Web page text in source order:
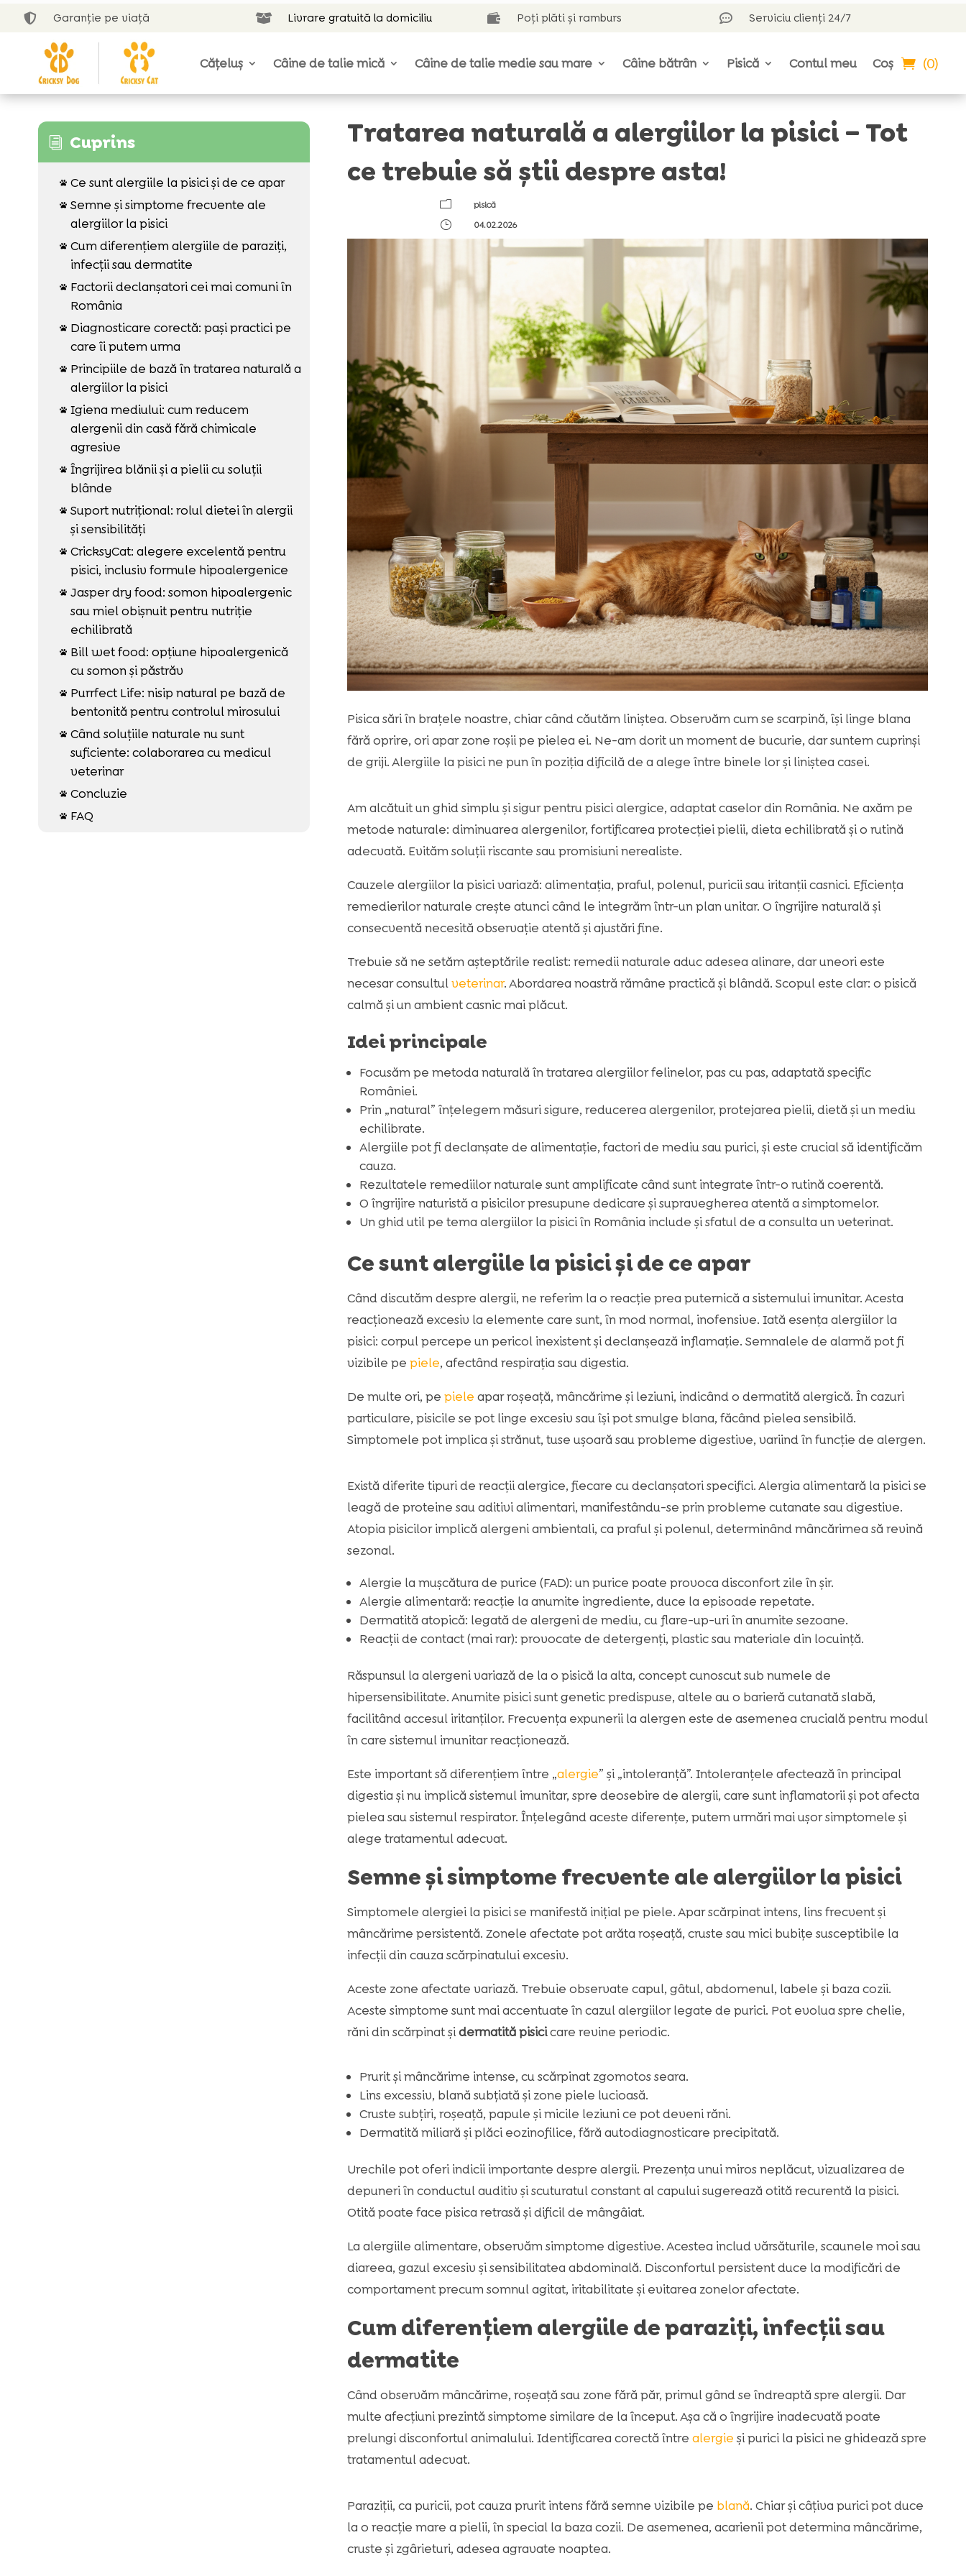
 Garanție pe viață  Livrare gratuită la domiciliu  Poți plăti și ramburs  Serviciu clienți 24/7
Cățeluș Câine de talie mică Câine de talie medie sau mare Câine bătrân Pisică Contul meu Coș (0)
i Cuprins
 Ce sunt alergiile la pisici și de ce apar
 Semne și simptome frecvente ale
alergiilor la pisici
 Cum diferențiem alergiile de paraziți,
infecții sau dermatite

Factorii declanșatori cei mai comuni în
România

Diagnosticare corectă: pași practici pe
care îi putem urma

Principiile de bază în tratarea naturală a
alergiilor la pisici
 Igiena mediului: cum reducem
alergenii din casă fără chimicale
agresive
 Îngrijirea blănii și a pielii cu soluții
blânde
 Suport nutrițional: rolul dietei în alergii
și sensibilități
 CricksyCat: alegere excelentă pentru
pisici, inclusiv formule hipoalergenice
 Jasper dry food: somon hipoalergenic
sau miel obișnuit pentru nutriție
echilibrată

Bill wet food: opțiune hipoalergenică
cu somon și păstrăv

Purrfect Life: nisip natural pe bază de
bentonită pentru controlul mirosului
 Când soluțiile naturale nu sunt
suficiente: colaborarea cu medicul
veterinar
 Concluzie
 FAQ
Tratarea naturală a alergiilor la pisici – Tot
ce trebuie să știi despre asta!
m
pisică
}
04.02.2026
Pisica sări în brațele noastre, chiar când căutăm liniștea. Observăm cum se scarpină, își linge blana
fără oprire, ori apar zone roșii pe pielea ei. Ne-am dorit un moment de bucurie, dar suntem cuprinși
de griji. Alergiile la pisici ne pun în poziția dificilă de a alege între binele lor și liniștea casei.
Am alcătuit un ghid simplu și sigur pentru pisici alergice, adaptat caselor din România. Ne axăm pe
metode naturale: diminuarea alergenilor, fortificarea protecției pielii, dieta echilibrată și o rutină
adecvată. Evităm soluții riscante sau promisiuni nerealiste.
Cauzele alergiilor la pisici variază: alimentația, praful, polenul, puricii sau iritanții casnici. Eficiența
remedierilor naturale crește atunci când le integrăm într-un plan unitar. O îngrijire naturală și
consecventă necesită observație atentă și ajustări fine.
Trebuie să ne setăm așteptările realist: remedii naturale aduc adesea alinare, dar uneori este
necesar consultulveterinar. Abordarea noastră rămâne practică și blândă. Scopul este clar: o pisică
calmă și un ambient casnic mai plăcut.
Idei principale
Focusăm pe metoda naturală în tratarea alergiilor felinelor, pas cu pas, adaptată specific
României.
Prin „natural” înțelegem măsuri sigure, reducerea alergenilor, protejarea pielii, dietă și un mediu
echilibrate.
Alergiile pot fi declanșate de alimentație, factori de mediu sau purici, și este crucial să identificăm
cauza.
Rezultatele remediilor naturale sunt amplificate când sunt integrate într-o rutină coerentă.
O îngrijire naturistă a pisicilor presupune dedicare și supravegherea atentă a simptomelor.
Un ghid util pe tema alergiilor la pisici în România include și sfatul de a consulta un veterinat.
Ce sunt alergiile la pisici și de ce apar
Când discutăm despre alergii, ne referim la o reacție prea puternică a sistemului imunitar. Acesta
reacționează excesiv la elemente care sunt, în mod normal, inofensive. Iată esența alergiilor la
pisici: corpul percepe un pericol inexistent și declanșează inflamație. Semnalele de alarmă pot fi
vizibile pe piele, afectând respirația sau digestia.
De multe ori, pe piele apar roșeață, mâncărime și leziuni, indicând o dermatită alergică. În cazuri
particulare, pisicile se pot linge excesiv sau își pot smulge blana, făcând pielea sensibilă.
Simptomele pot implica și strănut, tuse ușoară sau probleme digestive, variind în funcție de alergen.
Există diferite tipuri de reacții alergice, fiecare cu declanșatori specifici. Alergia alimentară la pisici se
leagă de proteine sau aditivi alimentari, manifestându-se prin probleme cutanate sau digestive.
Atopia pisicilor implică alergeni ambientali, ca praful și polenul, determinând mâncărimea să revină
sezonal.
Alergie la mușcătura de purice (FAD): un purice poate provoca disconfort zile în șir.
Alergie alimentară: reacție la anumite ingrediente, duce la episoade repetate.
Dermatită atopică: legată de alergeni de mediu, cu flare-up-uri în anumite sezoane.
Reacții de contact (mai rar): provocate de detergenți, plastic sau materiale din locuință.
Răspunsul la alergeni variază de la o pisică la alta, concept cunoscut sub numele de
hipersensibilitate. Anumite pisici sunt genetic predispuse, altele au o barieră cutanată slabă,
facilitând accesul iritanților. Frecvența expunerii la alergen este de asemenea crucială pentru modul
în care sistemul imunitar reacționează.
Este important să diferențiem între „alergie” și „intoleranță”. Intoleranțele afectează în principal
digestia și nu implică sistemul imunitar, spre deosebire de alergii, care sunt inflamatorii și pot afecta
pielea sau sistemul respirator. Înțelegând aceste diferențe, putem urmări mai ușor simptomele și
alege tratamentul adecvat.
Semne și simptome frecvente ale alergiilor la pisici
Simptomele alergiei la pisici se manifestă inițial pe piele. Apar scărpinat intens, lins frecvent și
mâncărime persistentă. Zonele afectate pot arăta roșeață, cruste sau mici bubițe susceptibile la
infecții din cauza scărpinatului excesiv.
Aceste zone afectate variază. Trebuie observate capul, gâtul, abdomenul, labele și baza cozii.
Aceste simptome sunt mai accentuate în cazul alergiilor legate de purici. Pot evolua spre chelie,
răni din scărpinat șidermatită pisicicare revine periodic.
Prurit și mâncărime intense, cu scărpinat zgomotos seara.
Lins excessiv, blană subțiată și zone piele lucioasă.
Cruste subțiri, roșeață, papule și micile leziuni ce pot deveni răni.
Dermatită miliară și plăci eozinofilice, fără autodiagnosticare precipitată.
Urechile pot oferi indicii importante despre alergii. Prezența unui miros neplăcut, vizualizarea de
depuneri în conductul auditiv și scuturatul constant al capului sugerează otită recurentă la pisici.
Otită poate face pisica retrasă și dificil de mângâiat.
La alergiile alimentare, observăm simptome digestive. Acestea includ vărsăturile, scaunele moi sau
diareea, gazul excesiv și sensibilitatea abdominală. Disconfortul persistent duce la modificări de
comportament precum somnul agitat, iritabilitate și evitarea zonelor afectate.
Cum diferențiem alergiile de paraziți, infecții sau
dermatite
Când observăm mâncărime, roșeață sau zone fără păr, primul gând se îndreaptă spre alergii. Dar
multe afecțiuni prezintă simptome similare de la început. Așa că o îngrijire inadecvată poate
prelungi disconfortul animalului. Identificarea corectă între alergie și purici la pisici ne ghidează spre
tratamentul adecvat.
Paraziții, ca puricii, pot cauza prurit intens fără semne vizibile pe blană. Chiar și câțiva purici pot duce
la o reacție mare a pielii, în special la baza cozii. De asemenea, acarienii pot determina mâncărime,
cruste și zgârieturi, adesea agravate noaptea.